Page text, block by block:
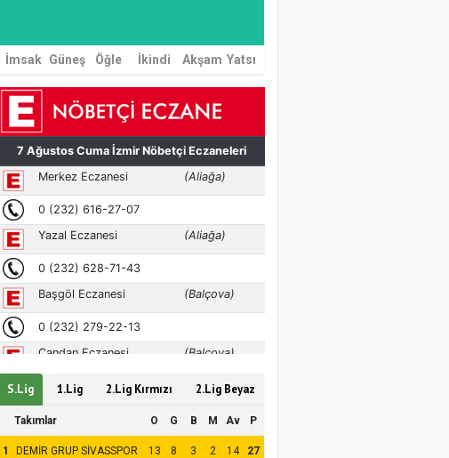
İmsak Güneş Öğle İkindi Akşam Yatsı
S.Lig 1.Lig 2.Lig Kırmızı 2.Lig Beyaz
Takımlar O G B M Av P
1 DEMİR GRUP SİVASSPOR 13 8 3 2 14 27